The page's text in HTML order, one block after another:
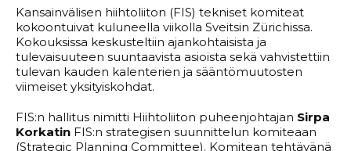
Kansainvälisen hiihtoliiton (FIS) tekniset komiteat
kokoontuivat kuluneella viikolla Sveitsin Zürichissa.
Kokouksissa keskusteltiin ajankohtaisista ja
tulevaisuuteen suuntaavista asioista sekä vahvistettiin
tulevan kauden kalenterien ja sääntömuutosten
viimeiset yksityiskohdat.
FIS:n hallitus nimitti Hiihtoliiton puheenjohtajan Sirpa
Korkatin FIS:n strategisen suunnittelun komiteaan
(Strategic Planning Committee). Komitean tehtävänä